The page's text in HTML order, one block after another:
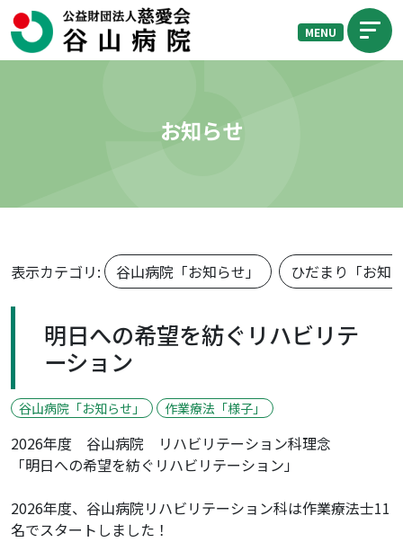
MENU
お知らせ
表示カテゴリ: 谷山病院「お知らせ」 ひだまり「お知
明日への希望を紡ぐリハビリテ
ーション
谷山病院「お知らせ」 作業療法「様子」
2026年度 谷山病院 リハビリテーション科理念
「明日への希望を紡ぐリハビリテーション」
2026年度、谷山病院リハビリテーション科は作業療法士11
名でスタートしました！